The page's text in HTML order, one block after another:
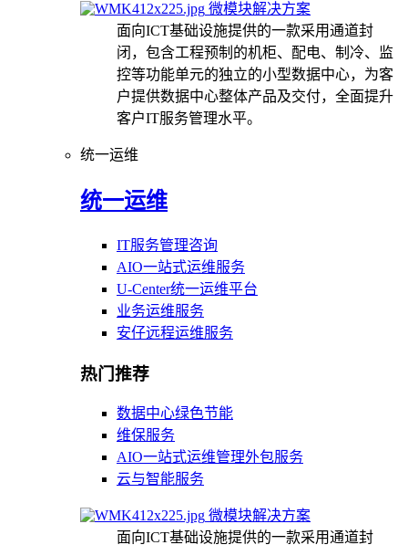
微模块解决方案
面向ICT基础设施提供的一款采用通道封
闭，包含工程预制的机柜、配电、制冷、监
控等功能单元的独立的小型数据中心，为客
户提供数据中心整体产品及交付，全面提升
客户IT服务管理水平。
统一运维
统一运维
IT服务管理咨询
AIO一站式运维服务
U-Center统一运维平台
业务运维服务
安仔远程运维服务
热门推荐
数据中心绿色节能
维保服务
AIO一站式运维管理外包服务
云与智能服务
微模块解决方案
面向ICT基础设施提供的一款采用通道封